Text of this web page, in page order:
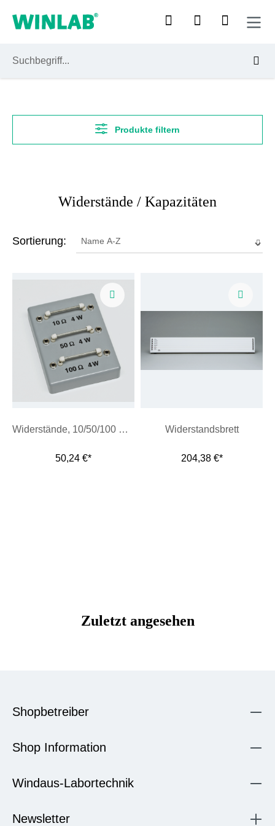
Produkte filtern
Widerstände / Kapazitäten
Sortierung:
Widerstände, 10/50/100 Ohm, auf Sockel
50,24 €*
Widerstandsbrett
204,38 €*
Zuletzt angesehen
Shopbetreiber
Shop Information
Windaus-Labortechnik
Newsletter